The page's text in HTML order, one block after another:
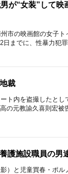
が“女装”して映
市の映画館の女子
までに、性暴力犯
裁
ト内を盗撮したとし
の元教諭久喜則宏被
護施設職員の男
）と児童買春・ポル